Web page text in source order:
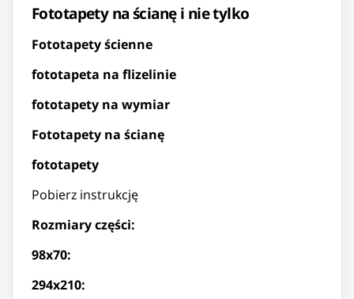
Fototapety na ścianę i nie tylko
Fototapety ścienne
fototapeta na flizelinie
fototapety na wymiar
Fototapety na ścianę
fototapety
Pobierz instrukcję
Rozmiary części:
98x70:
294x210: